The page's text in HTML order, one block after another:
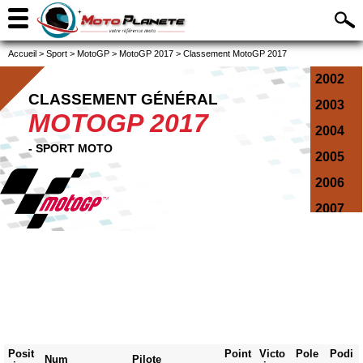
Accueil > Sport > MotoGP > MotoGP 2017 > Classement MotoGP 2017
2002
2003
2004
2005
2006
2007
CLASSEMENT GÉNÉRAL
MOTOGP 2017
- SPORT MOTO
Posit
Num Pilote
Point
Victo
Pole
Podi